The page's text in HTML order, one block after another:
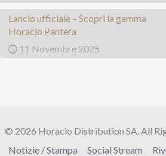
Lancio ufficiale – Scopri la gamma
Horacio Pantera
11 Novembre 2025
© 2026 Horacio Distribution SA. All
Notizie / Stampa Social Stream